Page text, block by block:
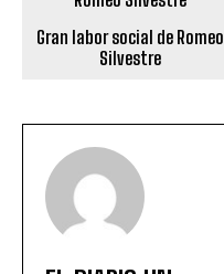
Gran labor social de Romeo
Silvestre